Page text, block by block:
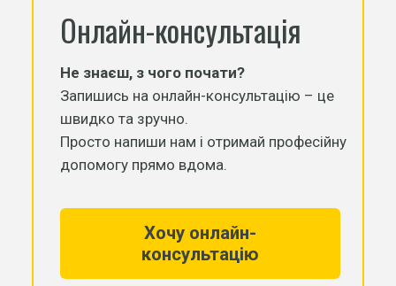
Онлайн-консультація
Не знаєш, з чого почати?
Запишись на онлайн-консультацію – це
швидко та зручно.
Просто напиши нам і отримай професійну
допомогу прямо вдома.
Хочу онлайн-
консультацію